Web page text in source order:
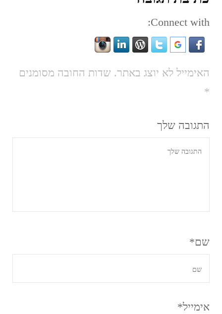
Connect with:
האימייל לא יוצג באתר. שדות החובה מסומנים
*
התגובה שלך
שם*
אימייל*